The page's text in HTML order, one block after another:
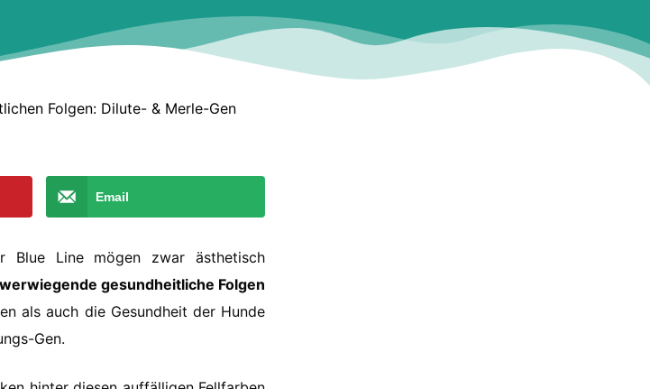
Folgen: Dilute- & Merle-Gen
Email
Blue Line mögen zwar ästhetisch
gesundheitliche Folgen
als auch die Gesundheit der Hunde
Gen.